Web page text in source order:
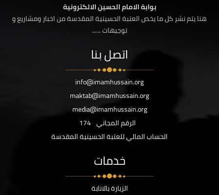
بوابة الامام الحسين الالكترونية
هنا يتم نشر كل ما يخص العتبة الحسينية المقدسة من اخبار ومشاريع و
توجيهات ......
اتصل بنا
info@imamhussain.org
maktab@imamhussain.org
media@imamhussain.org
الرقم المجاني 174
الحساب المالي للعتبة الحسينية المقدسة
خدمات
الزيارة بالانابة